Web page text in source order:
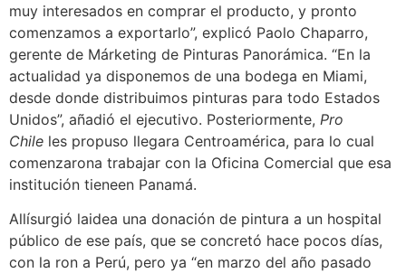
muy interesados en comprar el producto, y pronto
comenzamos a exportarlo”, explicó Paolo Chaparro,
gerente de Márketing de Pinturas Panorámica. “En la
actualidad ya disponemos de una bodega en Miami,
desde donde distribuimos pinturas para todo Estados
Unidos”, añadió el ejecutivo. Posteriormente, Pro
Chile les propuso llegara Centroamérica, para lo cual
comenzarona trabajar con la Oficina Comercial que esa
institución tieneen Panamá.
Allísurgió laidea una donación de pintura a un hospital
público de ese país, que se concretó hace pocos días,
con la ron a Perú, pero ya “en marzo del año pasado